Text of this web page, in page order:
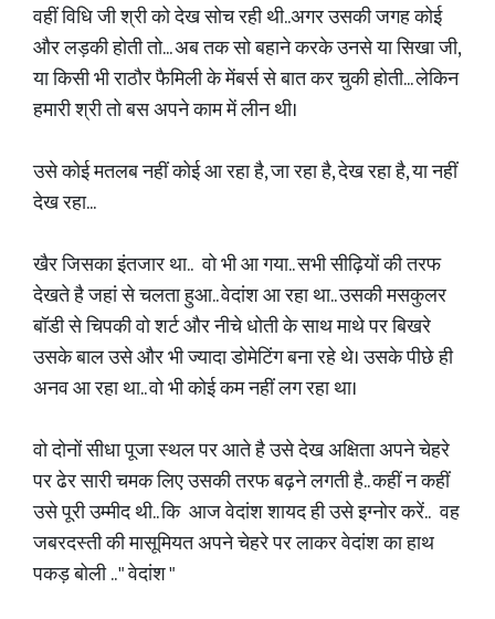
वहीं विधि जी श्री को देख सोच रही थी..अगर उसकी जगह कोई
और लड़की होती तो... अब तक सो बहाने करके उनसे या सिखा जी,
या किसी भी राठौर फैमिली के मेंबर्स से बात कर चुकी होती... लेकिन
हमारी श्री तो बस अपने काम में लीन थी।
उसे कोई मतलब नहीं कोई आ रहा है, जा रहा है, देख रहा है, या नहीं
देख रहा...
खैर जिसका इंतजार था.. वो भी आ गया.. सभी सीढ़ियों की तरफ
देखते है जहां से चलता हुआ.. वेदांश आ रहा था.. उसकी मसकुलर
बॉडी से चिपकी वो शर्ट और नीचे धोती के साथ माथे पर बिखरे
उसके बाल उसे और भी ज्यादा डोमेटिंग बना रहे थे। उसके पीछे ही
अनव आ रहा था.. वो भी कोई कम नहीं लग रहा था।
वो दोनों सीधा पूजा स्थल पर आते है उसे देख अक्षिता अपने चेहरे
पर ढेर सारी चमक लिए उसकी तरफ बढ़ने लगती है.. कहीं न कहीं
उसे पूरी उम्मीद थी.. कि आज वेदांश शायद ही उसे इग्नोर करें.. वह
जबरदस्ती की मासूमियत अपने चेहरे पर लाकर वेदांश का हाथ
पकड़ बोली .. " वेदांश "